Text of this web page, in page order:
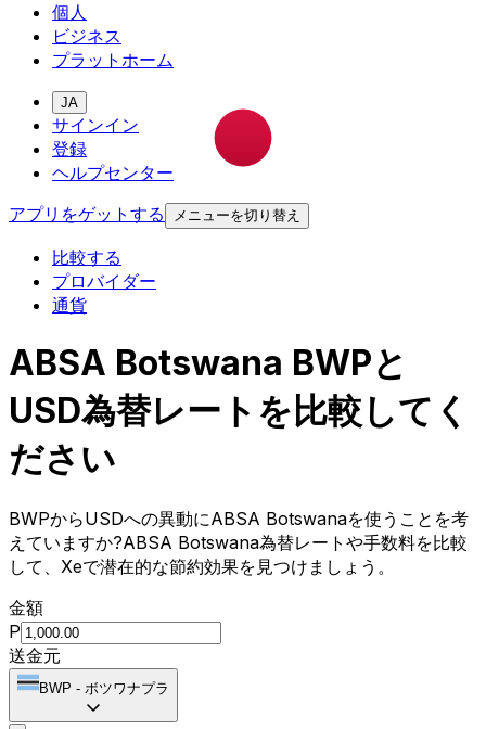
個人
ビジネス
プラットホーム
JA
サインイン
登録
ヘルプセンター
アプリをゲットする
メニューを切り替え
比較する
プロバイダー
通貨
ABSA Botswana BWPと
USD為替レートを比較してく
ださい
BWPからUSDへの異動にABSA Botswanaを使うことを考
えていますか?ABSA Botswana為替レートや手数料を比較
して、Xeで潜在的な節約効果を見つけましょう。
金額
P
送金元
BWP - ボツワナプラ